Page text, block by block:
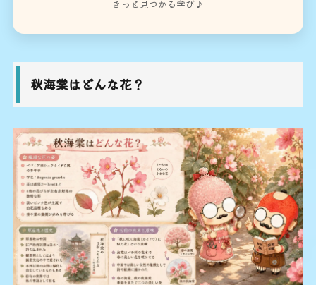
きっと見つかる学び♪
秋海棠はどんな花？